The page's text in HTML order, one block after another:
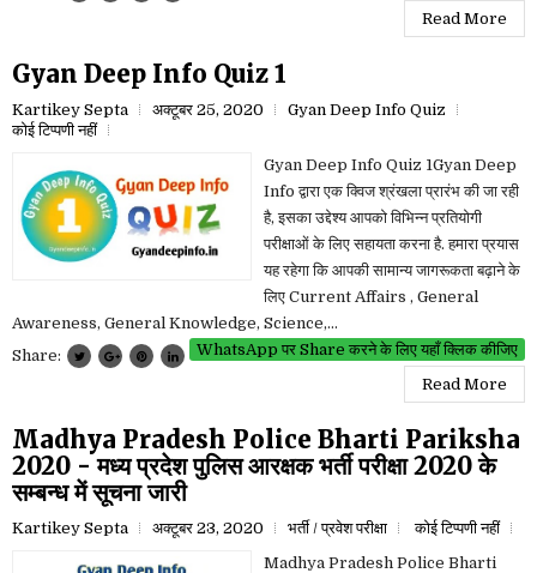
Read More
Gyan Deep Info Quiz 1
Kartikey Septa अक्टूबर 25, 2020
Gyan Deep Info Quiz
कोई टिप्पणी नहीं
Gyan Deep Info Quiz 1Gyan Deep
Info द्वारा एक क्विज श्रंखला प्रारंभ की जा रही
है, इसका उद्देश्य आपको विभिन्न प्रतियोगी
परीक्षाओं के लिए सहायता करना है. हमारा प्रयास
यह रहेगा कि आपकी सामान्य जागरूकता बढ़ाने के
लिए Current Affairs , General
Awareness, General Knowledge, Science,...
WhatsApp पर Share करने के लिए यहाँ क्लिक कीजिए
Share:
Read More
Madhya Pradesh Police Bharti Pariksha
2020 - मध्य प्रदेश पुलिस आरक्षक भर्ती परीक्षा 2020 के
सम्बन्ध में सूचना जारी
Kartikey Septa अक्टूबर 23, 2020 भर्ती / प्रवेश परीक्षा
कोई टिप्पणी नहीं
Madhya Pradesh Police Bharti